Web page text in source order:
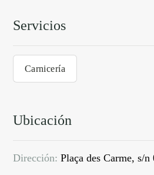
Servicios
Carnicería
Ubicación
Dirección: Plaça des Carme, s/